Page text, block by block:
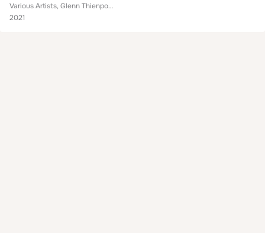
Various Artists, Glenn Thienpondt, Steve Tielens, Rene Troost, Berritta & Yves, Frank Hayse, Adje Palen, Trisha, Andy de Witt, R...
2021